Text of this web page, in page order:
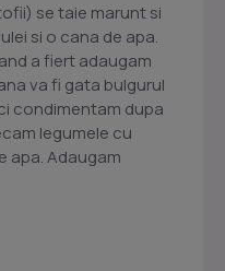
se taie marunt si
si o cana de apa.
a fiert adaugam
va fi gata bulgurul
condimentam dupa
legumele cu
apa. Adaugam